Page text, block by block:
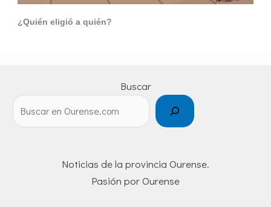
¿Quién eligió a quién?
Buscar
Noticias de la provincia Ourense.
Pasión por Ourense